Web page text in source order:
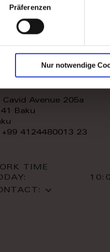
Präferenzen
Nur notwendige
home
Cavid Avenue 205a
Baku
+99 4124480013 23
TIME